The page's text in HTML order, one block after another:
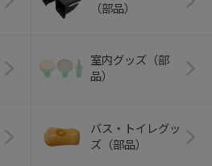
（部品）
室内グッズ（部
品）
バス・トイレグッ
ズ（部品）